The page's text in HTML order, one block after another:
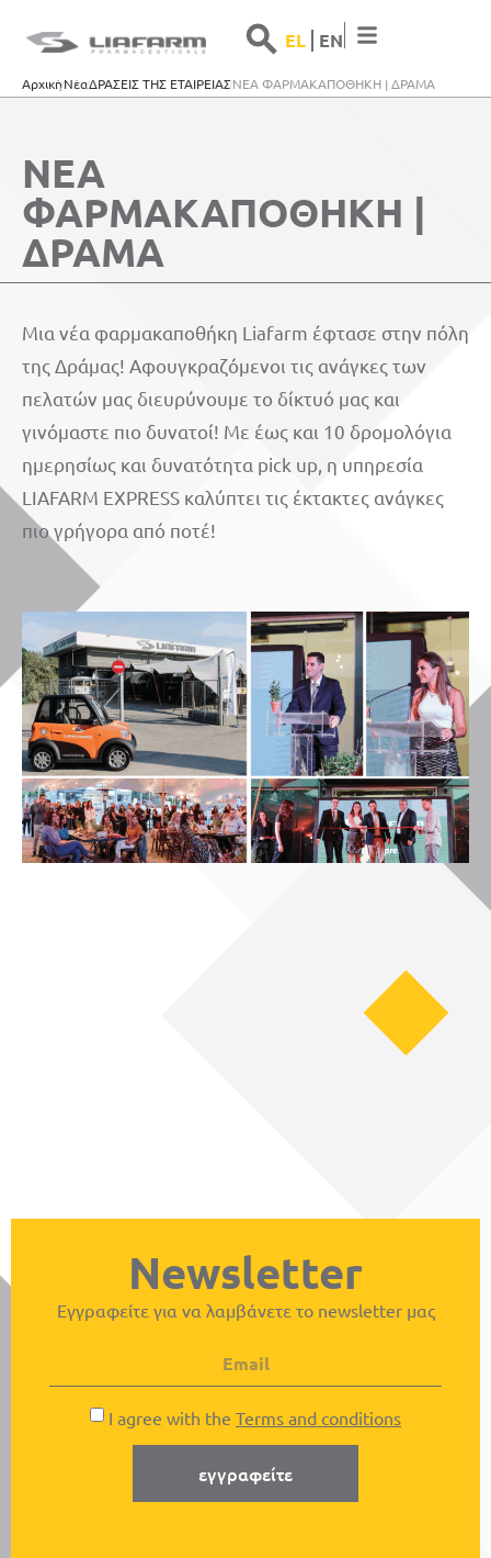
EL ΕΝ
ΑρχικήΝέαΔΡΑΣΕΙΣ ΤΗΣ ΕΤΑΙΡΕΙΑΣΝΕΑ ΦΑΡΜΑΚΑΠΟΘΗΚΗ | ΔΡΑΜΑ
ΝΕΑ
ΦΑΡΜΑΚΑΠΟΘΗΚΗ |
ΔΡΑΜΑ
Μια νέα φαρμακαποθήκη Liafarm έφτασε στην πόλη
της Δράμας! Αφουγκραζόμενοι τις ανάγκες των
πελατών μας διευρύνουμε το δίκτυό μας και
γινόμαστε πιο δυνατοί! Με έως και 10 δρομολόγια
ημερησίως και δυνατότητα pick up, η υπηρεσία
LIAFARM EXPRESS καλύπτει τις έκτακτες ανάγκες
πιο γρήγορα από ποτέ!
Newsletter
Εγγραφείτε για να λαμβάνετε το newsletter μας
I agree with the Terms and conditions
εγγραφείτε